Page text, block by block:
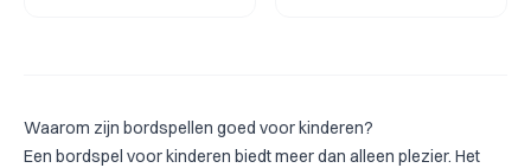
Waarom zijn bordspellen goed voor kinderen?
Een bordspel voor kinderen biedt meer dan alleen plezier. Het